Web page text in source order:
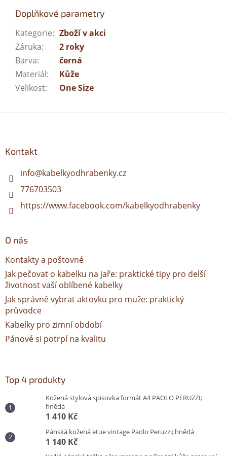
Doplňkové parametry
Kategorie: Zboží v akci
Záruka:
2 roky
Barva:
černá
Materiál:
Kůže
Velikost: One Size
Kontakt
info@kabelkyodhrabenky.cz
776703503
https://www.facebook.com/kabelkyodhrabenky
O nás
Kontakty a poštovné
Jak pečovat o kabelku na jaře: praktické tipy pro delší
životnost vaší oblíbené kabelky
Jak správně vybrat aktovku pro muže: praktický
průvodce
Kabelky pro zimní období
Pánové si potrpí na kvalitu
Top 4 produkty
Kožená stylová spisovka formát A4 PAOLO PERUZZI;
hnědá
1 410 Kč
Pánská kožená etue vintage Paolo Peruzzi; hnědá
1 140 Kč